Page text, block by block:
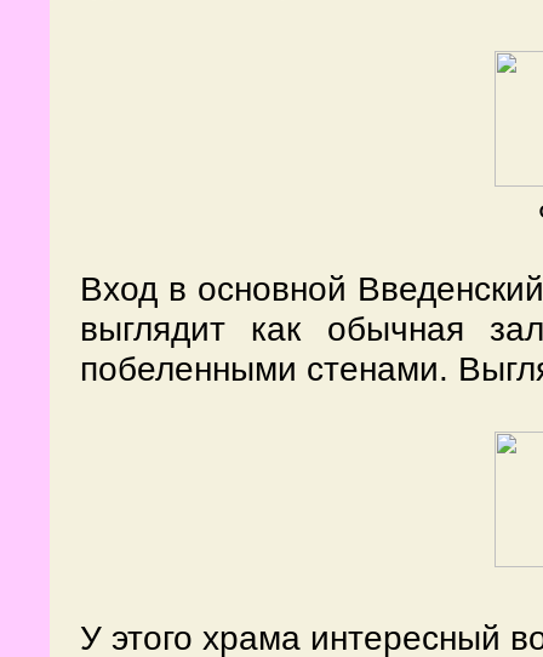
Вход в основной
выглядит как обычная
побеленными стенами.
У этого храма интересный